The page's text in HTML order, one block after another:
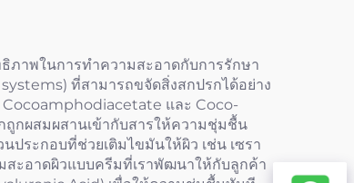
ภาพในการทำความสะอาดกับการรักษา
ที่สามารถขจัดสิ่งสกปรกได้อย่าง
Cocoamphodiacetate และ Coco-
ถูกผสมผสานเข้ากับสารให้ความชุ่มชื้น
ระกอบที่ช่วยเติมไขมันให้ผิว เช่น เซรา
ะอาดผิวแบบครีมที่เราพัฒนาให้กับลูกค้า